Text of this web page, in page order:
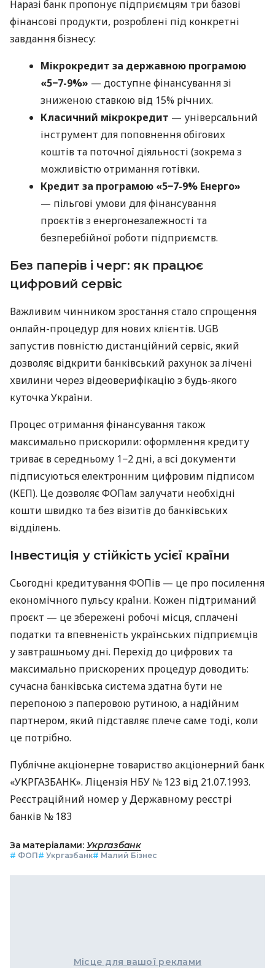
Наразі банк пропонує підприємцям три базові
фінансові продукти, розроблені під конкретні
завдання бізнесу:
Мікрокредит за державною програмою
«5−7-9%» — доступне фінансування зі
зниженою ставкою від 15% річних.
Класичний мікрокредит — універсальний
інструмент для поповнення обігових
коштів та поточної діяльності (зокрема з
можливістю отримання готівки.
Кредит за програмою «5−7-9% Енерго»
— пільгові умови для фінансування
проєктів з енергонезалежності та
безперебійної роботи підприємств.
Без паперів і черг: як працює
цифровий сервіс
Важливим чинником зростання стало спрощення
онлайн-процедур для нових клієнтів. UGB
запустив повністю дистанційний сервіс, який
дозволяє відкрити банківський рахунок за лічені
хвилини через відеоверифікацію з будь-якого
куточка України.
Процес отримання фінансування також
максимально прискорили: оформлення кредиту
триває в середньому 1−2 дні, а всі документи
підписуються електронним цифровим підписом
(КЕП). Це дозволяє ФОПам залучати необхідні
кошти швидко та без візитів до банківських
відділень.
Інвестиція у стійкість усієї країни
Сьогодні кредитування ФОПів — це про посилення
економічного пульсу країни. Кожен підтриманий
проєкт — це збережені робочі місця, сплачені
податки та впевненість українських підприємців
у завтрашньому дні. Перехід до цифрових та
максимально прискорених процедур доводить:
сучасна банківська система здатна бути не
перепоною з паперовою рутиною, а надійним
партнером, який підставляє плече саме тоді, коли
це потрібно.
Публічне акціонерне товариство акціонерний банк
«УКРГАЗБАНК». Ліцензія НБУ № 123 від 21.07.1993.
Реєстраційний номер у Державному реєстрі
банків № 183
За матеріалами: Укргазбанк
# ФОП# Укргазбанк# Малий Бізнес
Місце для вашої реклами